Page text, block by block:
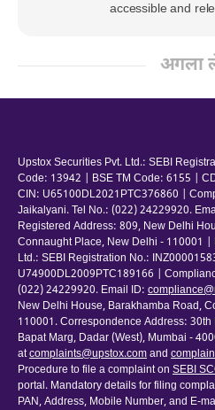
accessible and
अगला
Upstox Securities Pvt. Ltd.: SEBI
Code: 13942 | BSE TM Code: 6155 |
CIN: U65100DL2021PTC376860 |
Jaikalyani. Tel No.: (022) 24229920.
Registered Address: 809, New Delhi
Connaught Place, New Delhi - 110001 |
Ltd.: SEBI Registration No.:
U74900DL2009PTC189166 |
(022) 24229920. Email ID:
New Delhi House, Barakhamba Road,
110001. Correspondence Address:
Bapat Marg, Dadar (West), Mumbai -
atcomplaints@upstox.comand
Procedure to file a complaint on SEBI
portal. Mandatory details for filing
PAN, Address, Mobile Number, and E-